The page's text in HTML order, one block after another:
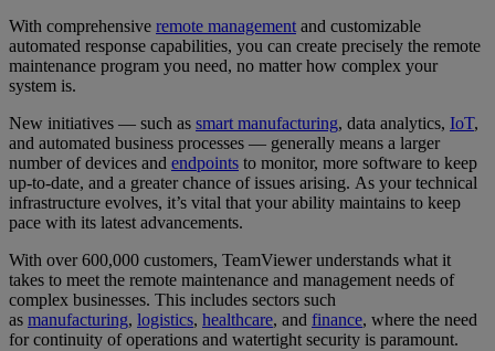
With comprehensive remote management and customizable
automated response capabilities, you can create precisely the remote
maintenance program you need, no matter how complex your
system is.
New initiatives — such as smart manufacturing, data analytics, IoT,
and automated business processes — generally means a larger
number of devices and endpoints to monitor, more software to keep
up-to-date, and a greater chance of issues arising. As your technical
infrastructure evolves, it’s vital that your ability maintains to keep
pace with its latest advancements.
With over 600,000 customers, TeamViewer understands what it
takes to meet the remote maintenance and management needs of
complex businesses. This includes sectors such
as manufacturing, logistics, healthcare, and finance, where the need
for continuity of operations and watertight security is paramount.